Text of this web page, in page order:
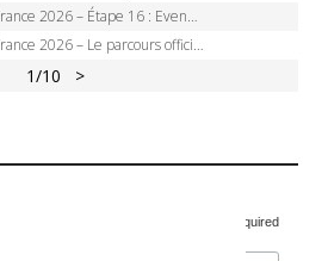
: Evenepoel, Pogacar, Ganna… qui domptera le chrono d’Évian pour redessiner le podium ?
Le parcours officiel complet : 21 étapes, profils, carte et dates
1/10 >
Champs requis required